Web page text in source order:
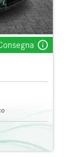
info_outline